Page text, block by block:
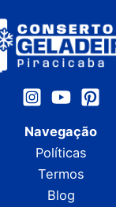
Navegação
Políticas
Termos
Blog